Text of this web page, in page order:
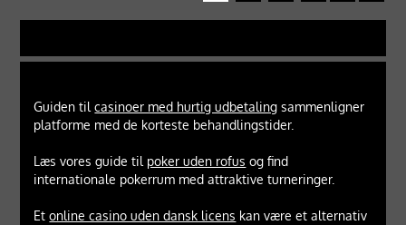
Guiden tilcasinoer med hurtig udbetaling sammenligner
platforme med de korteste behandlingstider.
Læs vores guide til poker uden rofus og find
internationale pokerrum med attraktive turneringer.
Etonline casino uden dansk licens kan være et alternativ